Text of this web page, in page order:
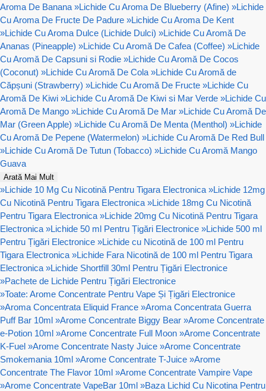
Aroma De Banana »Lichide Cu Aroma De Blueberry (Afine) »Lichide
Cu Aroma De Fructe De Padure »Lichide Cu Aroma De Kent
»Lichide Cu Aroma Dulce (Lichide Dulci) »Lichide Cu Aromă De
Ananas (Pineapple) »Lichide Cu Aromă De Cafea (Coffee) »Lichide
Cu Aromă De Capsuni si Rodie »Lichide Cu Aromă De Cocos
(Coconut) »Lichide Cu Aromă De Cola »Lichide Cu Aromă de
Căpșuni (Strawberry) »Lichide Cu Aromă De Fructe »Lichide Cu
Aromă De Kiwi »Lichide Cu Aromă De Kiwi si Mar Verde »Lichide Cu
Aromă De Mango »Lichide Cu Aromă De Mar »Lichide Cu Aromă De
Mar (Green Apple) »Lichide Cu Aromă De Menta (Menthol) »Lichide
Cu Aromă De Pepene (Watermelon) »Lichide Cu Aromă De Red Bull
»Lichide Cu Aromă De Tutun (Tobacco) »Lichide Cu Aromă Mango
Guava
Arată Mai Mult
»Lichide 10 Mg Cu Nicotină Pentru Tigara Electronica »Lichide 12mg
Cu Nicotină Pentru Tigara Electronica »Lichide 18mg Cu Nicotină
Pentru Tigara Electronica »Lichide 20mg Cu Nicotină Pentru Tigara
Electronica »Lichide 50 ml Pentru Țigări Electronice »Lichide 500 ml
Pentru Țigări Electronice »Lichide cu Nicotină de 100 ml Pentru
Tigara Electronica »Lichide Fara Nicotină de 100 ml Pentru Tigara
Electronica »Lichide Shortfill 30ml Pentru Țigări Electronice
»Pachete de Lichide Pentru Țigări Electronice
»Toate: Arome Concentrate Pentru Vape Și Țigări Electronice
»Aroma Concentrata Eliquid France »Aroma Concentrata Guerra
Puff Bar 10ml »Arome Concentrate Biggy Bear »Arome Concentrate
e-Potion 10ml »Arome Concentrate Full Moon »Arome Concentrate
K-Fuel »Arome Concentrate Nasty Juice »Arome Concentrate
Smokemania 10ml »Arome Concentrate T-Juice »Arome
Concentrate The Flavor 10ml »Arome Concentrate Vampire Vape
»Arome Concentrate VapeBar 10ml »Baza Lichid Cu Nicotina Pentru